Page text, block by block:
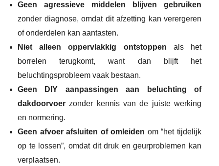
Geen agressieve middelen blijven gebruiken
zonder diagnose, omdat dit afzetting kan verergeren
of onderdelen kan aantasten.
Niet alleen oppervlakkig ontstoppen als het
borrelen terugkomt, want dan blijft het
beluchtingsprobleem vaak bestaan.
Geen DIY aanpassingen aan beluchting of
dakdoorvoer zonder kennis van de juiste werking
en normering.
Geen afvoer afsluiten of omleiden om “het tijdelijk
op te lossen”, omdat dit druk en geurproblemen kan
verplaatsen.